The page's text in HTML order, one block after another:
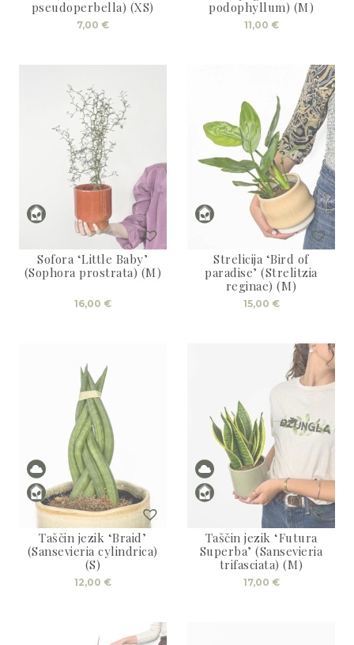
pseudoperbella) (XS)
7,00 €
podophyllum) (M)
11,00 €
Sofora ‘Little Baby’
(Sophora prostrata) (M)
16,00 €
Strelicija ‘Bird of
paradise’ (Strelitzia
reginae) (M)
15,00 €
Taščin jezik ‘Braid’
(Sansevieria cylindrica)
(S)
12,00 €
Taščin jezik ‘Futura
Superba’ (Sansevieria
trifasciata) (M)
17,00 €